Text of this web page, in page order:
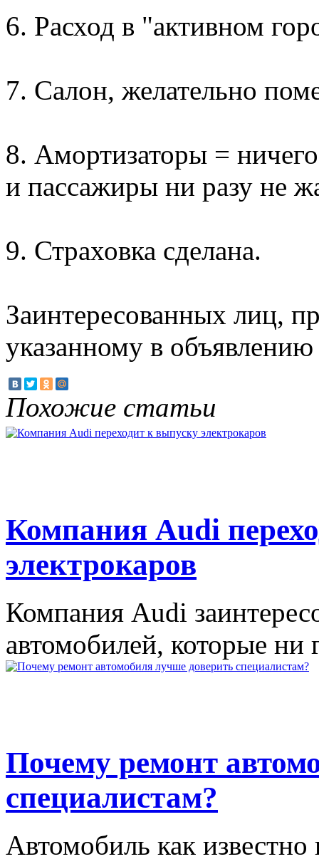
6. Расход в "активном
7. Салон, желательно
8. Амортизаторы = ничего
и пассажиры ни разу не
9. Страховка сделана.
Заинтересованных лиц,
указанному в
Похожие статьи
Компания Audi
электрокаров
Компания Audi
автомобилей, которые ни
Почему ремонт
специалистам?
Автомобиль как